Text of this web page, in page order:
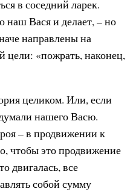
в соседний ларек.
наш Вася и делает, – но
направлены на
цели: «пожрать, наконец,
целиком. Или, если
нашего Васю.
– в продвижении к
чтобы это продвижение
двигалась, все
собой сумму